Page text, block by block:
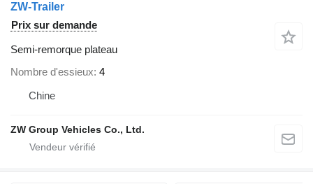
ZW-Trailer
Prix sur demande
Semi-remorque plateau
Nombre d'essieux 4
Chine
ZW Group Vehicles Co., Ltd.